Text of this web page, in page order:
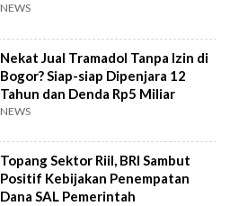
NEWS
Nekat Jual Tramadol Tanpa Izin di
Bogor? Siap-siap Dipenjara 12
Tahun dan Denda Rp5 Miliar
NEWS
Topang Sektor Riil, BRI Sambut
Positif Kebijakan Penempatan
Dana SAL Pemerintah